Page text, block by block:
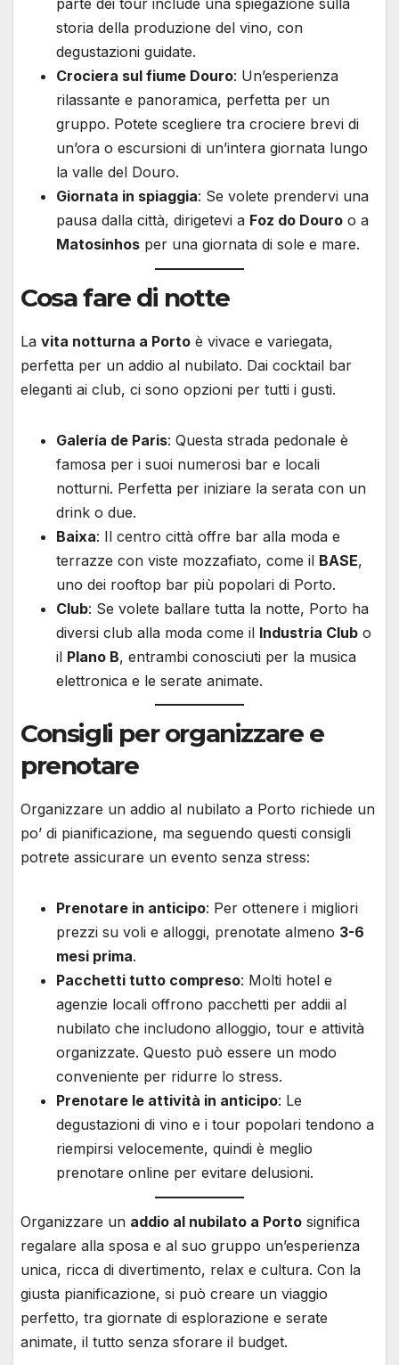
parte dei tour include una spiegazione sulla
storia della produzione del vino, con
degustazioni guidate.
Crociera sul fiume Douro: Un’esperienza
rilassante e panoramica, perfetta per un
gruppo. Potete scegliere tra crociere brevi di
un’ora o escursioni di un’intera giornata lungo
la valle del Douro.
Giornata in spiaggia: Se volete prendervi una
pausa dalla città, dirigetevi a Foz do Douro o a
Matosinhos per una giornata di sole e mare.
Cosa fare di notte
La vita notturna a Porto è vivace e variegata,
perfetta per un addio al nubilato. Dai cocktail bar
eleganti ai club, ci sono opzioni per tutti i gusti.
Galería de Paris: Questa strada pedonale è
famosa per i suoi numerosi bar e locali
notturni. Perfetta per iniziare la serata con un
drink o due.
Baixa: Il centro città offre bar alla moda e
terrazze con viste mozzafiato, come il BASE,
uno dei rooftop bar più popolari di Porto.
Club: Se volete ballare tutta la notte, Porto ha
diversi club alla moda come il Industria Club o
il Plano B, entrambi conosciuti per la musica
elettronica e le serate animate.
Consigli per organizzare e
prenotare
Organizzare un addio al nubilato a Porto richiede un
po’ di pianificazione, ma seguendo questi consigli
potrete assicurare un evento senza stress:
Prenotare in anticipo: Per ottenere i migliori
prezzi su voli e alloggi, prenotate almeno 3-6
mesi prima.
Pacchetti tutto compreso: Molti hotel e
agenzie locali offrono pacchetti per addii al
nubilato che includono alloggio, tour e attività
organizzate. Questo può essere un modo
conveniente per ridurre lo stress.
Prenotare le attività in anticipo: Le
degustazioni di vino e i tour popolari tendono a
riempirsi velocemente, quindi è meglio
prenotare online per evitare delusioni.
Organizzare un addio al nubilato a Porto significa
regalare alla sposa e al suo gruppo un’esperienza
unica, ricca di divertimento, relax e cultura. Con la
giusta pianificazione, si può creare un viaggio
perfetto, tra giornate di esplorazione e serate
animate, il tutto senza sforare il budget.